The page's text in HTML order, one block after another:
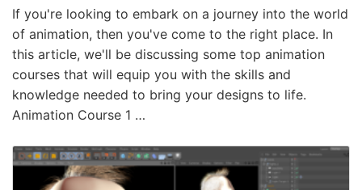
If you're looking to embark on a journey into the world
of animation, then you've come to the right place. In
this article, we'll be discussing some top animation
courses that will equip you with the skills and
knowledge needed to bring your designs to life.
Animation Course 1 …